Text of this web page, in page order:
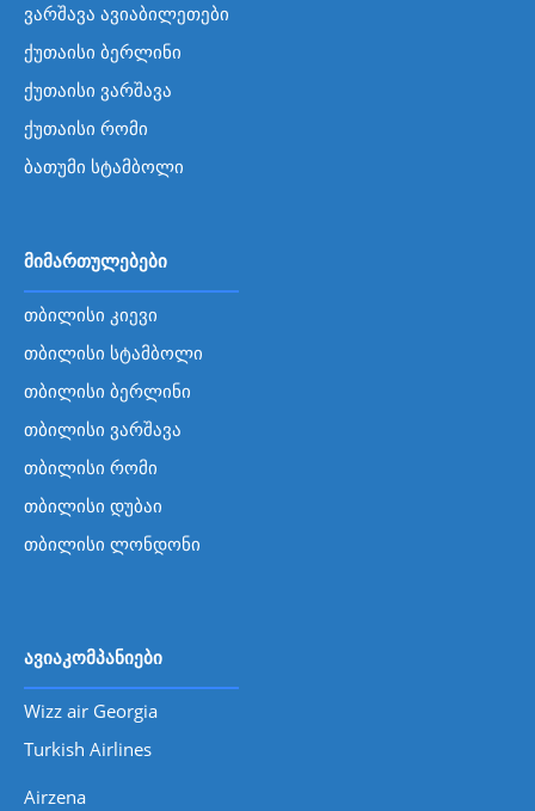
ვარშავა ავიაბილეთები
ქუთაისი ბერლინი
ქუთაისი ვარშავა
ქუთაისი რომი
ბათუმი სტამბოლი
მიმართულებები
თბილისი კიევი
თბილისი სტამბოლი
თბილისი ბერლინი
თბილისი ვარშავა
თბილისი რომი
თბილისი დუბაი
თბილისი ლონდონი
ავიაკომპანიები
Wizz air Georgia
Turkish Airlines
Airzena